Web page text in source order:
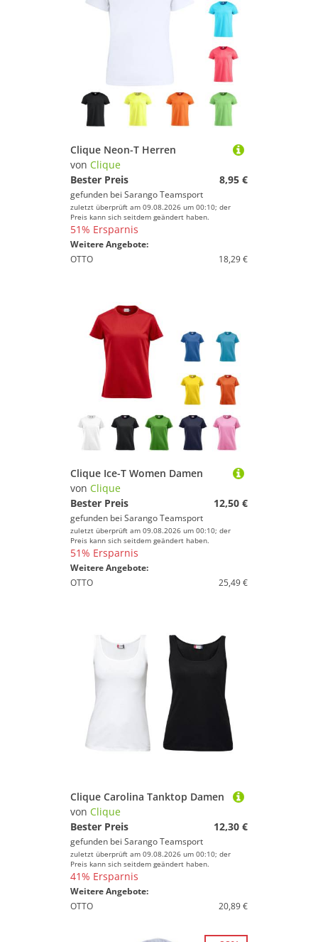
Clique Neon-T Herren
von Clique
Bester Preis
8,95 €
gefunden bei Sarango Teamsport
zuletzt überprüft am 09.08.2026 um 00:10; der
Preis kann sich seitdem geändert haben.
51% Ersparnis
Weitere Angebote:
OTTO
18,29 €
Clique Ice-T Women Damen
von Clique
Bester Preis
12,50 €
gefunden bei Sarango Teamsport
zuletzt überprüft am 09.08.2026 um 00:10; der
Preis kann sich seitdem geändert haben.
51% Ersparnis
Weitere Angebote:
OTTO
25,49 €
Clique Carolina Tanktop Damen
von Clique
Bester Preis
12,30 €
gefunden bei Sarango Teamsport
zuletzt überprüft am 09.08.2026 um 00:10; der
Preis kann sich seitdem geändert haben.
41% Ersparnis
Weitere Angebote:
OTTO
20,89 €